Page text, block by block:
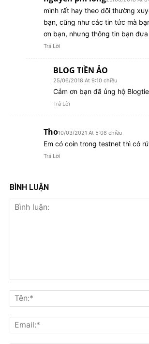
mình rất hay theo dõi thường
bạn, cũng như các tin tức mà
ơn bạn, nhưng thông tin bạn
Trả Lời
BLOG TIỀN ẢO
25/06/2018 At 9:10 chiều
Cảm ơn bạn đã ủng hộ
Trả Lời
Tho10/03/2021 At 5:08 chiều
Em có coin trong testnet thì có
Trả Lời
BÌNH LUẬN
luận: